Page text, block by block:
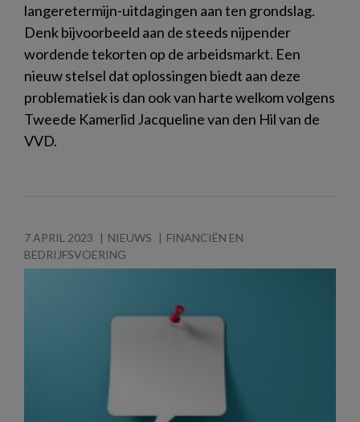
langeretermijn-uitdagingen aan ten grondslag.
Denk bijvoorbeeld aan de steeds nijpender
wordende tekorten op de arbeidsmarkt. Een
nieuw stelsel dat oplossingen biedt aan deze
problematiek is dan ook van harte welkom volgens
Tweede Kamerlid Jacqueline van den Hil van de
VVD.
7 APRIL 2023 NIEUWS
FINANCIËN EN
BEDRIJFSVOERING